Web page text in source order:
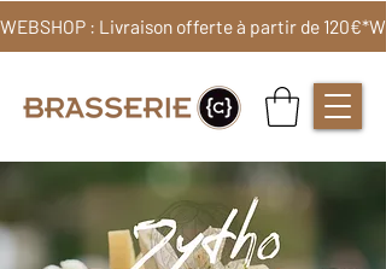
WEBSHOP : Livraison offerte à partir de 120€*